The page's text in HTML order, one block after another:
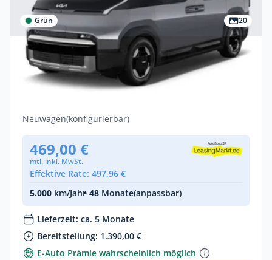
Grün 20
Gewerbe & Privat
Kia PV5 Passenger ELITE 71,2 kWh
✨WIGGER Aktion✨❗️VOLLAUSST.❗️
Neuwagen(konfigurierbar)
469,00 €
mtl. inkl. MwSt.
Effektive Rate: 497,96 €
5.000 km/Jahr• 48 Monate(anpassbar)
Lieferzeit: ca. 5 Monate
Bereitstellung: 1.390,00 €
E-Auto Prämie wahrscheinlich möglich